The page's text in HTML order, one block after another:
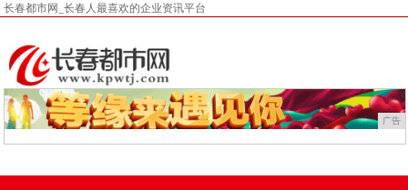
长春都市网_长春人最喜欢的企业资讯平台
广告